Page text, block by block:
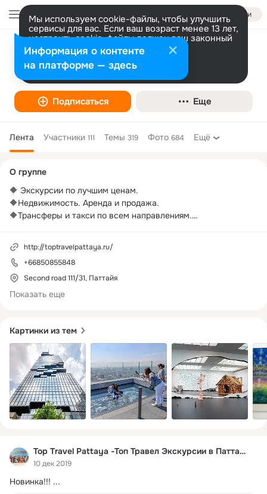
Войти
Мы используем cookie-файлы, чтобы улучшить
сервисы для вас. Если ваш возраст менее 13 лет,
настроить cookie-файлы должен ваш законный
представитель. Больше информации
Разрешить все Настроить
Top Travel Pattaya -Топ Травел Экскурсии
в Паттайе
Подписаться Еще
Лента Участники 111 Темы 319 Фото 684 Ещё
Картинки из тем
Top Travel Pattaya -Топ Травел Экскурсии в Паттайе
10 дек 2019
Новинка!!! ...
колонка
О группе
🔶 Экскурсии по лучшим ценам.
🔶Недвижимость. Аренда и продажа.
🔶Трансферы и такси по всем направлениям.
🔶Юридические консультации.
http://toptravelpattaya.ru/
+66850855848
Second road 111/31, Паттайя
Показать еще
Информация о контенте
на платформе — здесь